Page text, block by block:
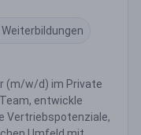
Weiterbildungen
(m/w/d) im Private
entwickle
Vertriebspotenziale,